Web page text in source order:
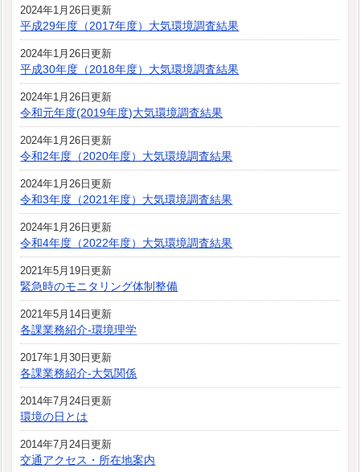
2024年1月26日更新
平成29年度（2017年度）大気環境調査結果
2024年1月26日更新
平成30年度（2018年度）大気環境調査結果
2024年1月26日更新
令和元年度(2019年度)大気環境調査結果
2024年1月26日更新
令和2年度（2020年度）大気環境調査結果
2024年1月26日更新
令和3年度（2021年度）大気環境調査結果
2024年1月26日更新
令和4年度（2022年度）大気環境調査結果
2021年5月19日更新
緊急時のモニタリング体制整備
2021年5月14日更新
各課業務紹介-環境理学
2017年1月30日更新
各課業務紹介-大気関係
2014年7月24日更新
環境の日とは
2014年7月24日更新
交通アクセス・所在地案内